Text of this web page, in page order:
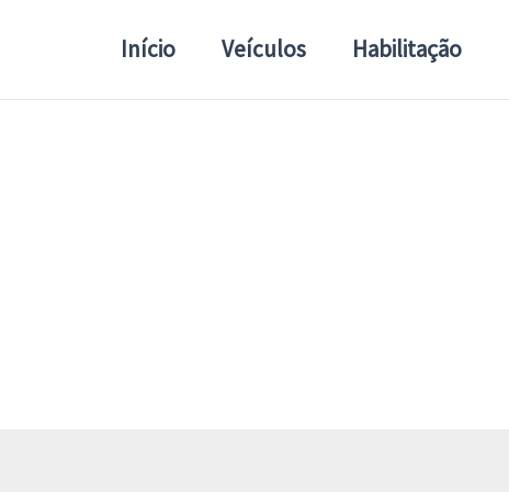
Início Veículos Habilitação